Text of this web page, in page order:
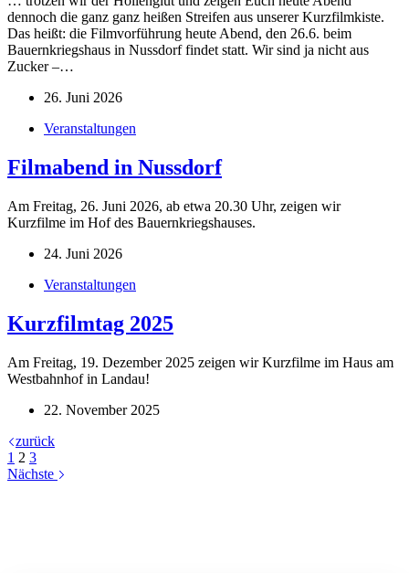
dennoch die ganz ganz heißen Streifen aus unserer Kurzfilmkiste.
Das heißt: die Filmvorführung heute Abend, den 26.6. beim
Bauernkriegshaus in Nussdorf findet statt. Wir sind ja nicht aus
Zucker –…
26. Juni 2026
Veranstaltungen
Filmabend in Nussdorf
Am Freitag, 26. Juni 2026, ab etwa 20.30 Uhr, zeigen wir
Kurzfilme im Hof des Bauernkriegshauses.
24. Juni 2026
Veranstaltungen
Kurzfilmtag 2025
Am Freitag, 19. Dezember 2025 zeigen wir Kurzfilme im Haus am
Westbahnhof in Landau!
22. November 2025
zurück
1 2 3
Nächste